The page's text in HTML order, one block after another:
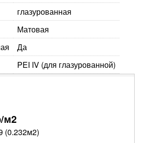
глазурованная
Матовая
Да
PEI IV (для глазурованной)
м2
(0.232м2)